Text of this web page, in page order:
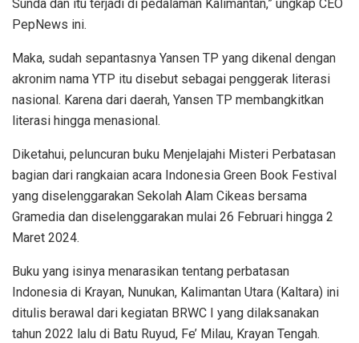
Sunda dan itu terjadi di pedalaman Kalimantan,” ungkap CEO
PepNews ini.
Maka, sudah sepantasnya Yansen TP yang dikenal dengan
akronim nama YTP itu disebut sebagai penggerak literasi
nasional. Karena dari daerah, Yansen TP membangkitkan
literasi hingga menasional.
Diketahui, peluncuran buku Menjelajahi Misteri Perbatasan
bagian dari rangkaian acara Indonesia Green Book Festival
yang diselenggarakan Sekolah Alam Cikeas bersama
Gramedia dan diselenggarakan mulai 26 Februari hingga 2
Maret 2024.
Buku yang isinya menarasikan tentang perbatasan
Indonesia di Krayan, Nunukan, Kalimantan Utara (Kaltara) ini
ditulis berawal dari kegiatan BRWC I yang dilaksanakan
tahun 2022 lalu di Batu Ruyud, Fe’ Milau, Krayan Tengah.